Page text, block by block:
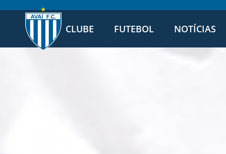
CLUBE FUTEBOL NOTÍCIAS